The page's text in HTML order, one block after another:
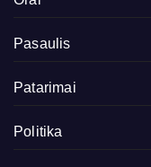
Pasaulis
Patarimai
Politika